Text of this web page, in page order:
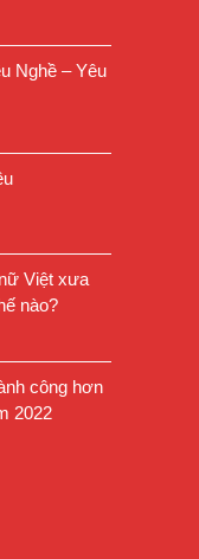
Nghề – Yêu
Việt xưa
nào?
công hơn
2022